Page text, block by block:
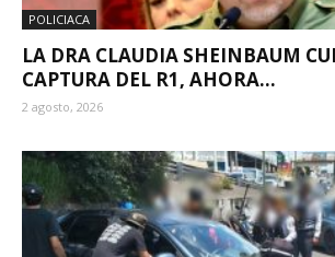
POLICIACA
LA DRA CLAUDIA SHEINBAUM
CAPTURA DEL R1, AHORA...
2 agosto, 2026